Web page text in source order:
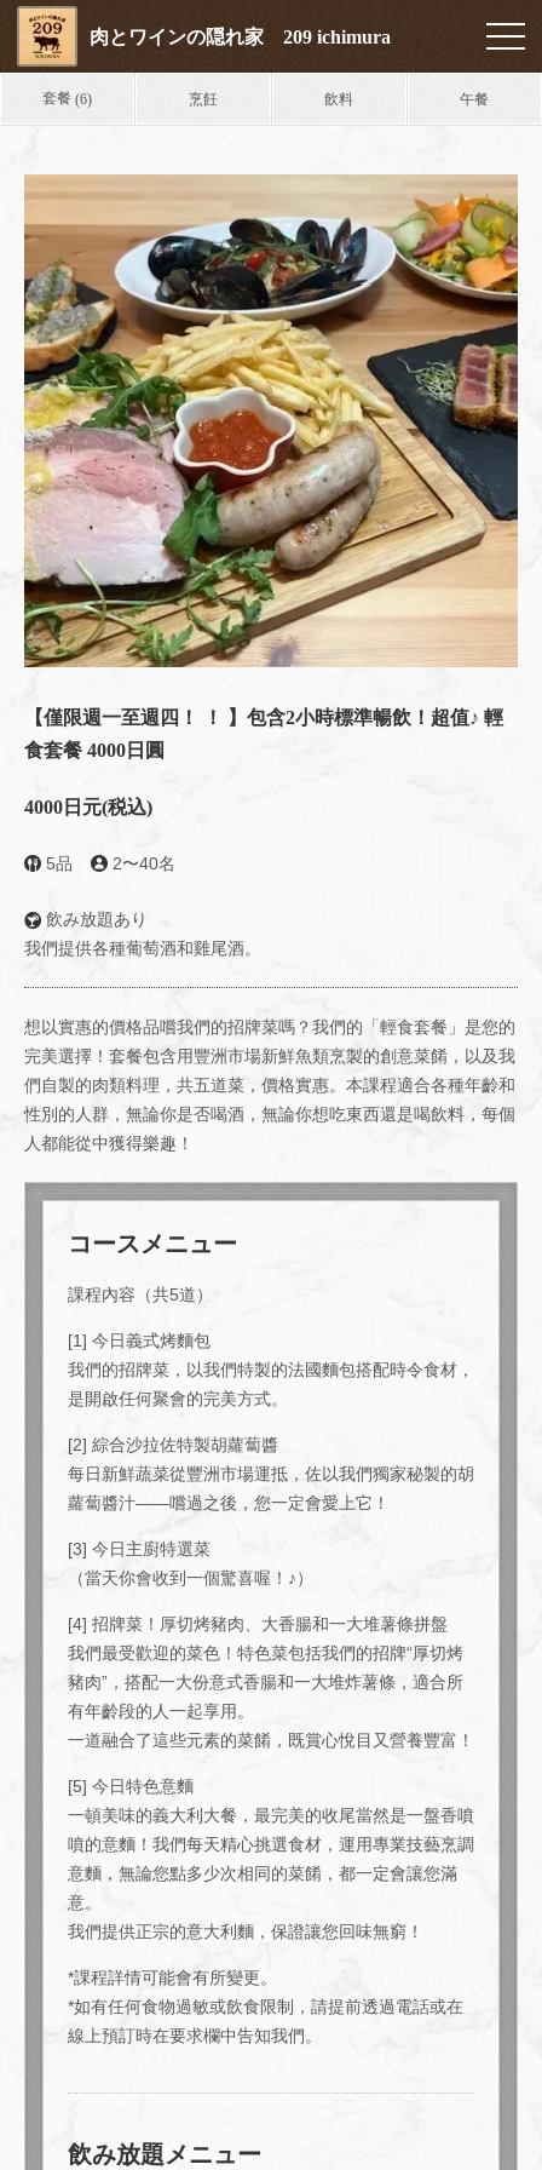
肉とワインの隠れ家 209 ichimura
套餐(6) 烹飪 飲料 午餐
【僅限週一至週四！ ！ 】包含2小時標準暢飲！超值♪ 輕
食套餐 4000日圓
4000日元(税込)
5品 2〜40名
飲み放題あり
我們提供各種葡萄酒和雞尾酒。
想以實惠的價格品嚐我們的招牌菜嗎？我們的「輕食套餐」是您的
完美選擇！套餐包含用豐洲市場新鮮魚類烹製的創意菜餚，以及我
們自製的肉類料理，共五道菜，價格實惠。本課程適合各種年齡和
性別的人群，無論你是否喝酒，無論你想吃東西還是喝飲料，每個
人都能從中獲得樂趣！
コースメニュー
課程內容（共5道）
[1] 今日義式烤麵包
我們的招牌菜，以我們特製的法國麵包搭配時令食材，
是開啟任何聚會的完美方式。
[2] 綜合沙拉佐特製胡蘿蔔醬
每日新鮮蔬菜從豐洲市場運抵，佐以我們獨家秘製的胡
蘿蔔醬汁——嚐過之後，您一定會愛上它！
[3] 今日主廚特選菜
（當天你會收到一個驚喜喔！♪）
[4] 招牌菜！厚切烤豬肉、大香腸和一大堆薯條拼盤
我們最受歡迎的菜色！特色菜包括我們的招牌“厚切烤
豬肉”，搭配一大份意式香腸和一大堆炸薯條，適合所
有年齡段的人一起享用。
一道融合了這些元素的菜餚，既賞心悅目又營養豐富！
[5] 今日特色意麵
一頓美味的義大利大餐，最完美的收尾當然是一盤香噴
噴的意麵！我們每天精心挑選食材，運用專業技藝烹調
意麵，無論您點多少次相同的菜餚，都一定會讓您滿
意。
我們提供正宗的意大利麵，保證讓您回味無窮！
*課程詳情可能會有所變更。
*如有任何食物過敏或飲食限制，請提前透過電話或在
線上預訂時在要求欄中告知我們。
飲み放題メニュー